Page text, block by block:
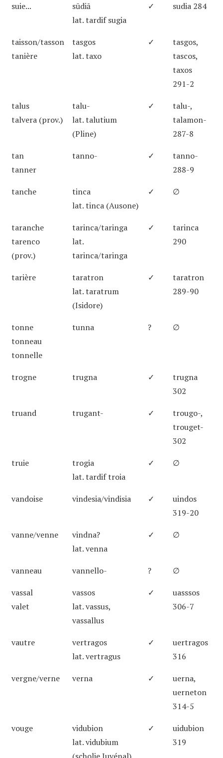
suie...
sūdiā
lat. tardif sugia
✓ sudia 284
taisson/tasson
tanière
tasgos
lat. taxo
✓
tasgos,
tascos,
taxos
291-2
talus
talvera (prov.)
talu-
lat. talutium
(Pline)
✓
talu-,
talamon-
287-8
tan
tanner
tanno- ✓
tanno-
288-9
tanche
tinca
lat. tinca (Ausone)
✓ ∅
taranche
tarenco
(prov.)
tarinca/taringa
lat.
tarinca/taringa
✓
tarinca
290
tarière
taratron
lat. taratrum
(Isidore)
✓
taratron
289-90
tonne
tonneau
tonnelle
tunna ? ∅
trogne trugna ✓
trugna
302
truand
trugant- ✓
trougo-,
trouget-
302
truie
trogia
lat. tardif troia
✓ ∅
vandoise vindesia/vindisia ✓
uindos
319-20
vanne/venne
vindna?
lat. venna
✓ ∅
vanneau vannello- ?
∅
vassal
valet
vassos
lat. vassus,
vassallus
✓
uasssos
306-7
vautre
vertragos
lat. vertragus
✓
uertragos
316
vergne/verne
verna ✓
uerna,
uerneton
314-5
vouge
vidubion
lat. vidubium
✓
uidubion
319